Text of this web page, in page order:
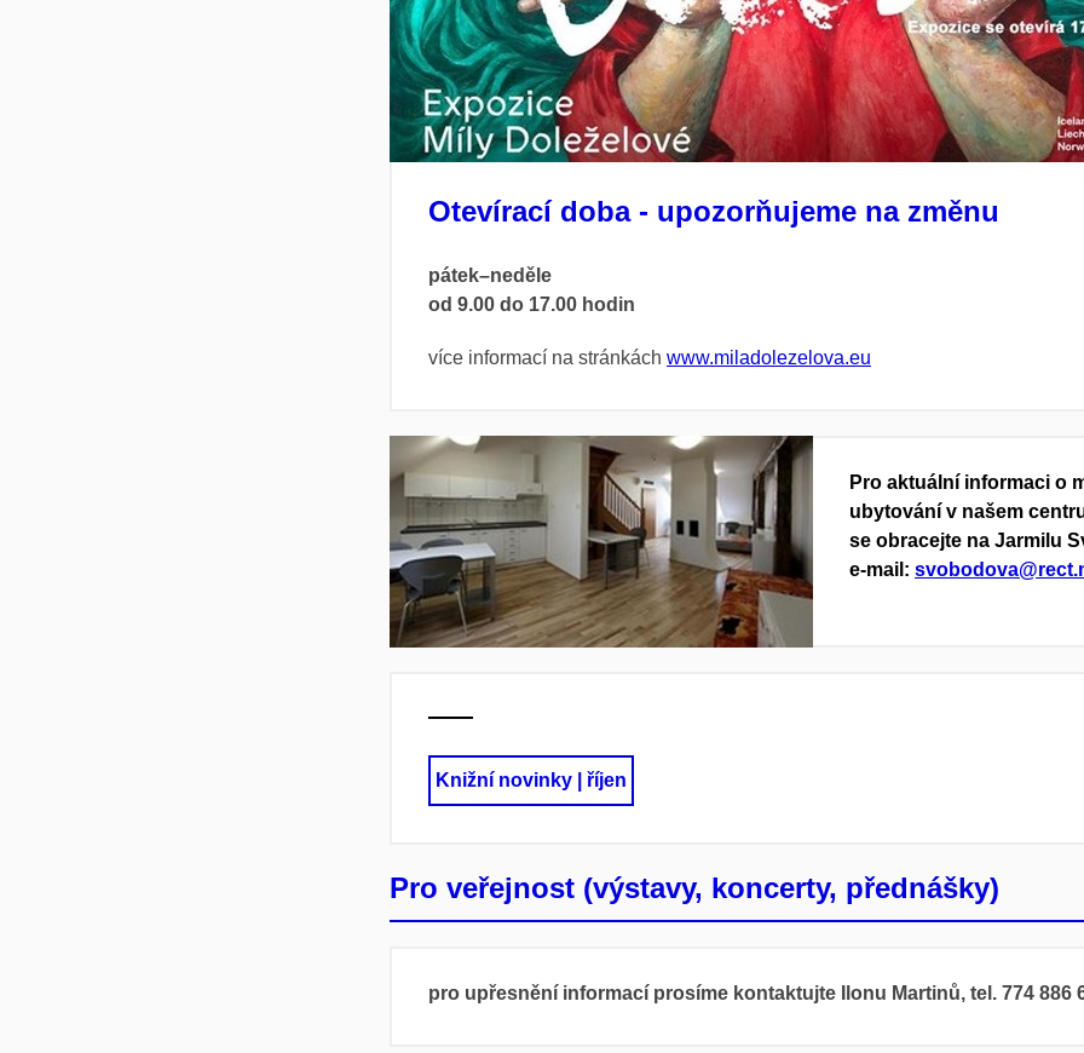
Otevírací doba - upozorňujeme na změnu
pátek–neděle
od 9.00 do 17.00 hodin
více informací na stránkách www.miladolezelova.eu
Pro aktuální informaci o
ubytování v našem
se obracejte na Jarmilu
e-mail:
Knižní novinky | říjen
Pro veřejnost (výstavy, koncerty, přednášky)
pro upřesnění informací prosíme kontaktujte Ilonu Martinů, tel. 774 886